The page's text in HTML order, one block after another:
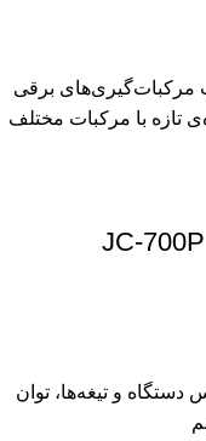
مرکبات‌گیری‌های برقی
تازه با مرکبات مختلف
دستگاه و تیغه‌ها، توان